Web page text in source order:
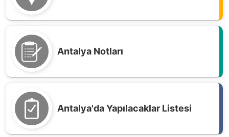
Antalya Notları
Antalya'da Yapılacaklar Listesi